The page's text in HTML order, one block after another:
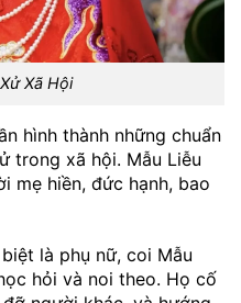
Xã Hội
hình thành những chuẩn
trong xã hội. Mẫu Liễu
mẹ hiền, đức hạnh, bao
là phụ nữ, coi Mẫu
hỏi và noi theo. Họ cố